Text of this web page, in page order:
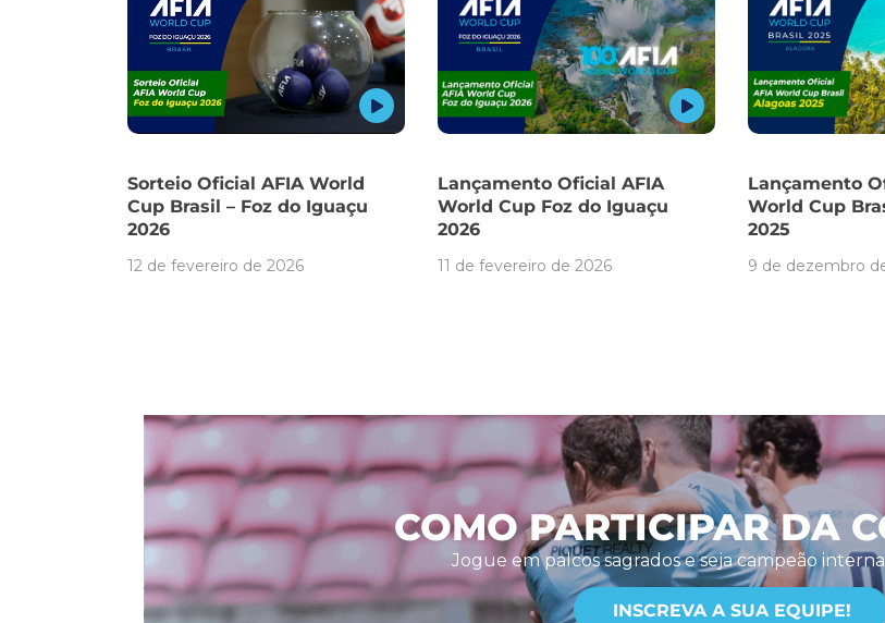
Sorteio Oficial AFIA World
Cup Brasil – Foz do Iguaçu
2026
12 de fevereiro de 2026
Lançamento Oficial AFIA
World Cup Foz do Iguaçu
2026
11 de fevereiro de 2026
Lançamento
World Cup
2025
9 de dezembro
COMO PARTICIPAR DA
Jogue em palcos sagrados e seja campeão
INSCREVA A SUA EQUIPE!